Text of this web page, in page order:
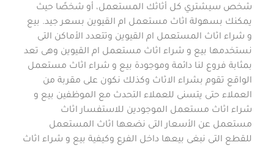
شخص سيشتري كل أثاثك المستعمل، أو شخصًا حيث
يمكنك بسهولة اثاث مستعمل ام القيوين بسعر جيد. بيع
و شراء اثاث المستعمل ام القيوين وتتعدد الأماكن التى
نستخدمها بيع و شراء اثاث مستعمل ام القيوين وهى تعد
بمثابة فروع لنا دائمة وموجودة بيع و شراء اثاث مستعمل
الواقع تقوم بشراء الاثاث وكذلك نكون على مقربة من
العملاء حتى يتسنى للعملاء التحدث مع الموظفين بيع و
شراء اثاث مستعمل الموجودين للاستفسار اثاث
مستعمل عن الأسعار التى نضعها اثاث المستعمل
للقطع التى نبغى بيعها داخل الفرع وكيفية بيع و شراء اثاث